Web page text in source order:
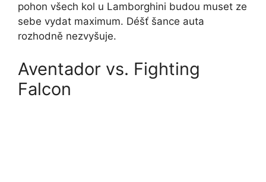
pohon všech kol u Lamborghini budou muset ze
sebe vydat maximum. Déšť šance auta
rozhodně nezvyšuje.
Aventador vs. Fighting
Falcon